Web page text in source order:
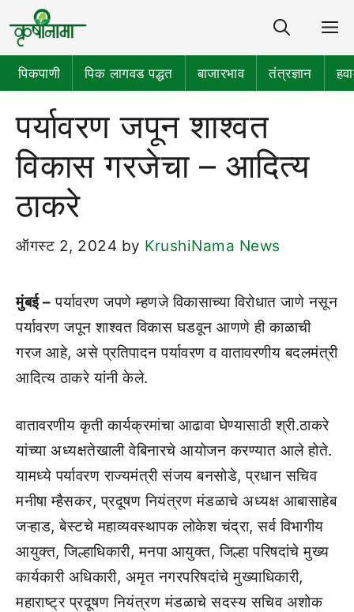
पिकपाणी पिक लागवड पद्धत बाजारभाव तंत्रज्ञान
पर्यावरण जपून शाश्वत
विकास गरजेचा – आदित्य
ठाकरे
ऑगस्ट 2, 2024 by KrushiNama News
मुंबई – पर्यावरण जपणे म्हणजे विकासाच्या विरोधात जाणे नसून
पर्यावरण जपून शाश्वत विकास घडवून आणणे ही काळाची
गरज आहे, असे प्रतिपादन पर्यावरण व वातावरणीय बदलमंत्री
आदित्य ठाकरे यांनी केले.
वातावरणीय कृती कार्यक्रमांचा आढावा घेण्यासाठी श्री.ठाकरे
यांच्या अध्यक्षतेखाली वेबिनारचे आयोजन करण्यात आले होते.
यामध्ये पर्यावरण राज्यमंत्री संजय बनसोडे, प्रधान सचिव
मनीषा म्हैसकर, प्रदूषण नियंत्रण मंडळाचे अध्यक्ष आबासाहेब
जऱ्हाड, बेस्टचे महाव्यवस्थापक लोकेश चंद्रा, सर्व विभागीय
आयुक्त, जिल्हाधिकारी, मनपा आयुक्त, जिल्हा परिषदांचे मुख्य
कार्यकारी अधिकारी, अमृत नगरपरिषदांचे मुख्याधिकारी,
महाराष्ट्र प्रदूषण नियंत्रण मंडळाचे सदस्य सचिव अशोक